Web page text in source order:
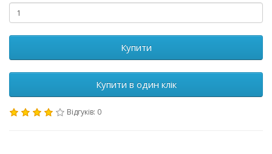
Купити
Купити в один клік
Відгуків: 0